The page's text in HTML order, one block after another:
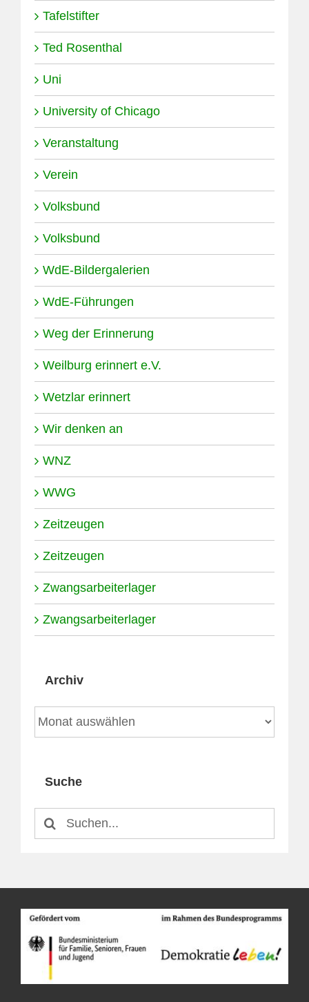
Tafelstifter
Ted Rosenthal
Uni
University of Chicago
Veranstaltung
Verein
Volksbund
Volksbund
WdE-Bildergalerien
WdE-Führungen
Weg der Erinnerung
Weilburg erinnert e.V.
Wetzlar erinnert
Wir denken an
WNZ
WWG
Zeitzeugen
Zeitzeugen
Zwangsarbeiterlager
Zwangsarbeiterlager
Archiv
Archiv
Suche
Suche
nach: